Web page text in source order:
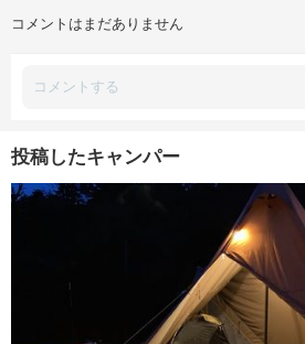
コメントはまだありません
投稿したキャンパー